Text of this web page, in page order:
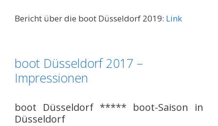
Bericht über die boot Düsseldorf 2019: Link
boot Düsseldorf 2017 –
Impressionen
boot Düsseldorf ***** boot-Saison in
Düsseldorf